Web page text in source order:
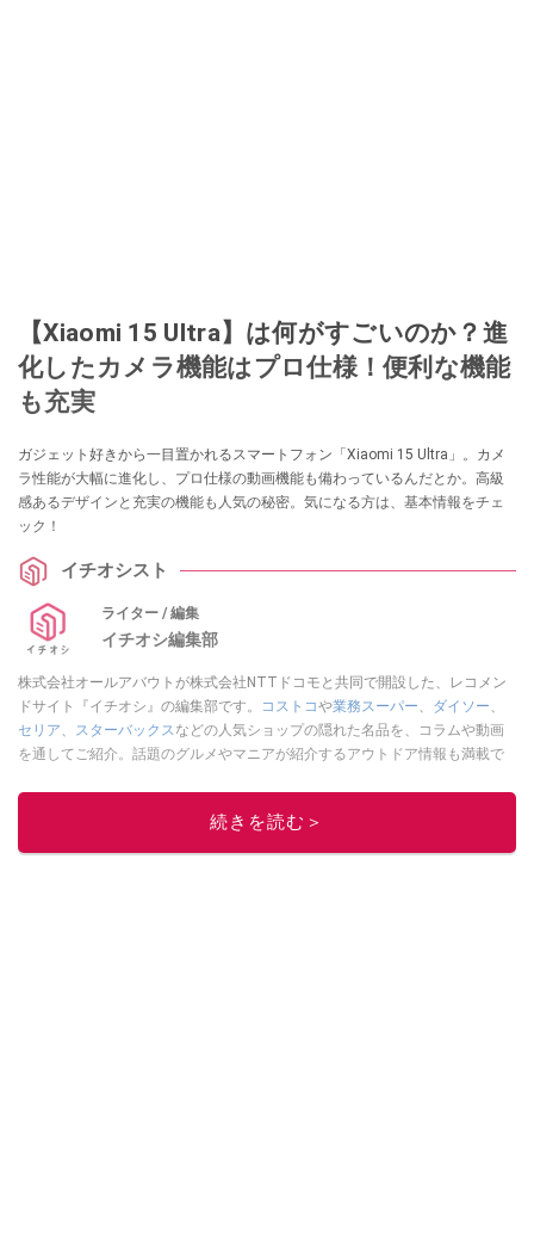
【Xiaomi 15 Ultra】は何がすごいのか？進
化したカメラ機能はプロ仕様！便利な機能
も充実
ガジェット好きから一目置かれるスマートフォン「Xiaomi 15 Ultra」。カメ
ラ性能が大幅に進化し、プロ仕様の動画機能も備わっているんだとか。高級
感あるデザインと充実の機能も人気の秘密。気になる方は、基本情報をチェ
ック！
イチオシスト
ライター / 編集
イチオシ編集部
株式会社オールアバウトが株式会社NTTドコモと共同で開設した、レコメン
ドサイト『イチオシ』の編集部です。
コストコや業務スーパー、 ダイソー、
セリア、 スターバックスなどの人気ショップの隠れた名品を、コラムや動画
を通してご紹介。話題のグルメやマニアが紹介するアウトドア情報も満載で
レビューしています。毎日トレンド情報をお届けしているので、ぜひ
してください！続きを読む＞